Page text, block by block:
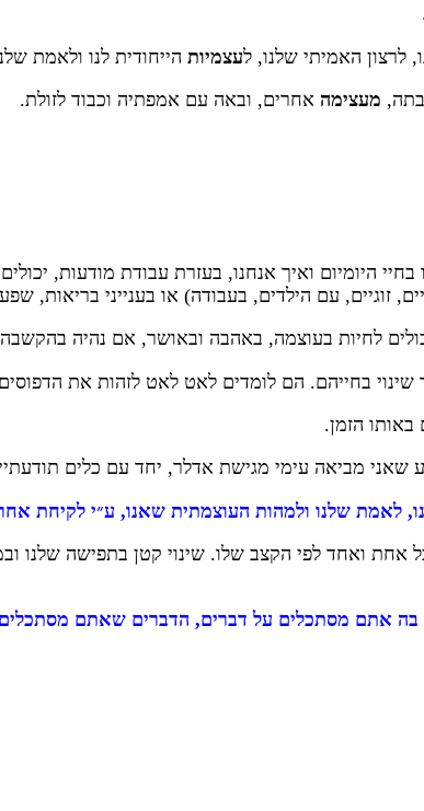
לרצון האמיתי שלנו, לעצמיות הייחודית לנו ולאמת
מעצימה אחרים, ובאה עם אמפתיה וכבוד לזולת.
היומיום ואיך אנחנו, בעזרת עבודת מודעות,
עם הילדים, בעבודה) או בענייני בריאות,
לחיות בעוצמה, באהבה ובאושר, אם נהיה
בחייהם. הם לומדים לאט לאט לזהות את
הזמן.
מביאה עימי מגישת אדלר, יחד עם כלים
, לאמת שלנו ולמהות העוצמתית שאנו, ע״י לקיחת
ואחד לפי הקצב שלו. שינוי קטן בתפישה שלנו
אתם מסתכלים על דברים, הדברים שאתם